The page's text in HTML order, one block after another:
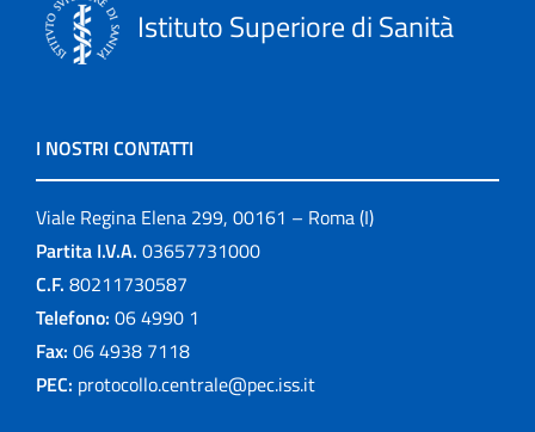
Istituto Superiore di Sanità
I NOSTRI CONTATTI
Viale Regina Elena 299, 00161 – Roma (I)
Partita I.V.A. 03657731000
C.F. 80211730587
Telefono: 06 4990 1
Fax: 06 4938 7118
PEC: protocollo.centrale@pec.iss.it